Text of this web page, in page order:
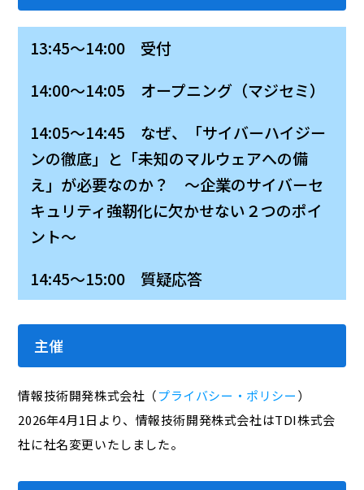
13:45～14:00 受付
14:00～14:05 オープニング（マジセミ）
14:05～14:45 なぜ、「サイバーハイジー
ンの徹底」と「未知のマルウェアへの備
え」が必要なのか？ ～企業のサイバーセ
キュリティ強靭化に欠かせない２つのポイ
ント～
14:45～15:00 質疑応答
主催
情報技術開発株式会社（プライバシー・ポリシー）
2026年4月1日より、情報技術開発株式会社はTDI株式会
社に社名変更いたしました。